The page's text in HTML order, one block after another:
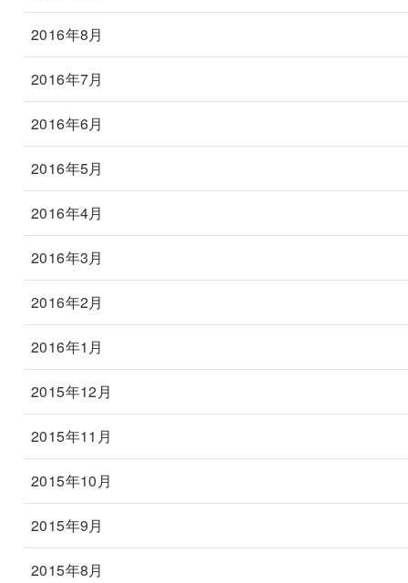
2016年8月
2016年7月
2016年6月
2016年5月
2016年4月
2016年3月
2016年2月
2016年1月
2015年12月
2015年11月
2015年10月
2015年9月
2015年8月